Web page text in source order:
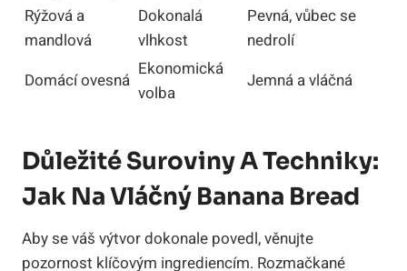
Rýžová a
mandlová
Dokonalá
vlhkost
Pevná, vůbec se
nedrolí
Domácí ovesná
Ekonomická
volba
Jemná a vláčná
Důležité Suroviny A Techniky:
Jak Na Vláčný Banana Bread
Aby se váš výtvor dokonale povedl, věnujte
pozornost klíčovým ingrediencím. Rozmačkané